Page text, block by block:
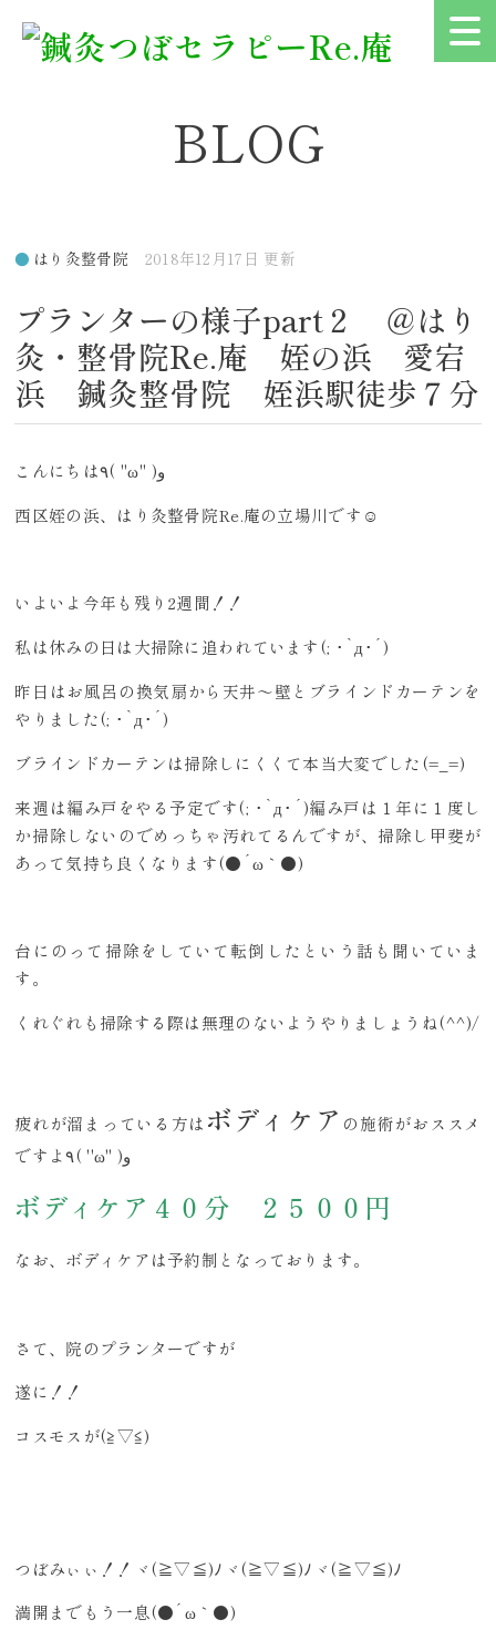
BLOG
はり灸整骨院 2018年12月17日 更新
プランターの様子part２ ＠はり
灸・整骨院Re.庵 姪の浜 愛宕
浜 鍼灸整骨院 姪浜駅徒歩７分
こんにちは٩( ''ω'' )و
西区姪の浜、はり灸整骨院Re.庵の立場川です☺
いよいよ今年も残り2週間！！
私は休みの日は大掃除に追われています(; ･`д･´)
昨日はお風呂の換気扇から天井～壁とブラインドカーテンを
やりました(; ･`д･´)
ブラインドカーテンは掃除しにくくて本当大変でした(=_=)
来週は編み戸をやる予定です(; ･`д･´)編み戸は１年に１度し
か掃除しないのでめっちゃ汚れてるんですが、掃除し甲斐が
あって気持ち良くなります(●´ω｀●)
台にのって掃除をしていて転倒したという話も聞いていま
す。
くれぐれも掃除する際は無理のないようやりましょうね(^^)/
疲れが溜まっている方は ボディケア の施術がおススメ
ですよ٩( ''ω'' )و
ボディケア４０分 ２５００円
なお、ボディケアは予約制となっております。
さて、院のプランターですが
遂に！！
コスモスが(≧▽≦)
つぼみぃぃ！！ヾ(≧▽≦)ﾉヾ(≧▽≦)ﾉヾ(≧▽≦)ﾉ
満開までもう一息(●´ω｀●)